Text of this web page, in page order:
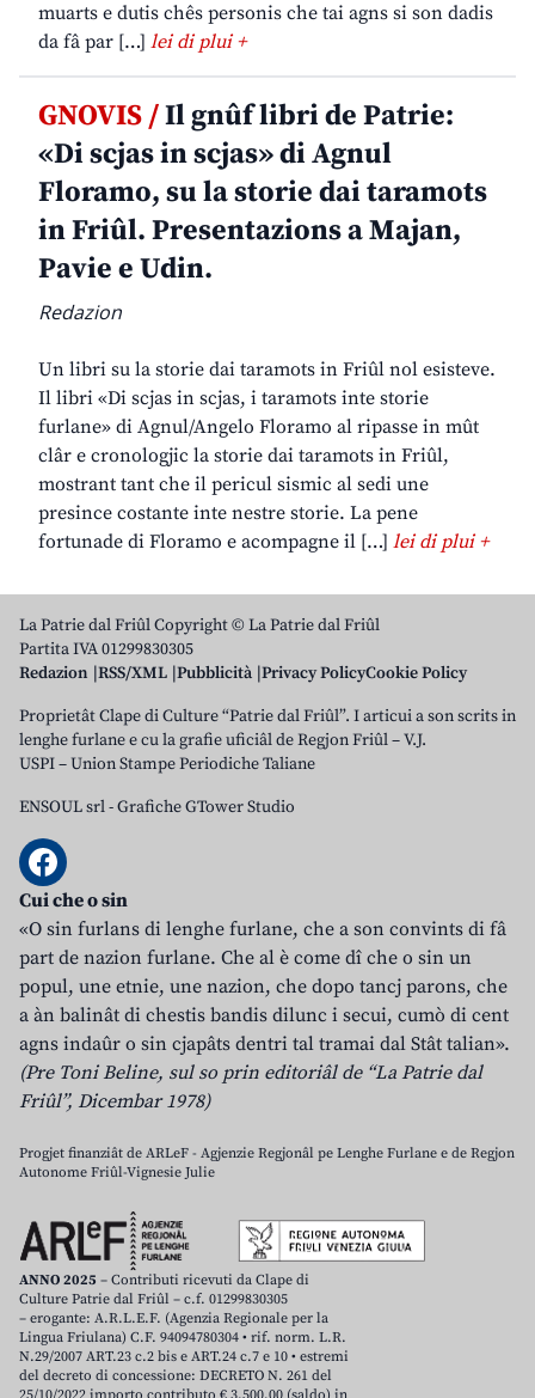
muarts e dutis chês personis che tai agns si son dadis
da fâ par […] lei di plui +
GNOVIS /Il gnûf libri de Patrie:
«Di scjas in scjas» di Agnul
Floramo, su la storie dai taramots
in Friûl. Presentazions a Majan,
Pavie e Udin.
Redazion
Un libri su la storie dai taramots in Friûl nol esisteve.
Il libri «Di scjas in scjas, i taramots inte storie
furlane» di Agnul/Angelo Floramo al ripasse in mût
clâr e cronologjic la storie dai taramots in Friûl,
mostrant tant che il pericul sismic al sedi une
presince costante inte nestre storie. La pene
fortunade di Floramo e acompagne il […] lei di plui +
La Patrie dal Friûl Copyright © La Patrie dal Friûl
Partita IVA 01299830305
Redazion RSS/XML Pubblicità Privacy PolicyCookie Policy
Proprietât Clape di Culture “Patrie dal Friûl”. I articui a son scrits in
lenghe furlane e cu la grafie uficiâl de Regjon Friûl – V.J.
USPI – Union Stampe Periodiche Taliane
ENSOUL srl-Grafiche GTower Studio
Cui che o sin
«O sin furlans di lenghe furlane, che a son convints di fâ
part de nazion furlane. Che al è come dî che o sin un
popul, une etnie, une nazion, che dopo tancj parons, che
a àn balinât di chestis bandis dilunc i secui, cumò di cent
agns indaûr o sin cjapâts dentri tal tramai dal Stât talian».
(Pre Toni Beline, sul so prin editoriâl de “La Patrie dal
Friûl”, Dicembar 1978)
Progjet finanziât de ARLeF - Agjenzie Regjonâl pe Lenghe Furlane e de Regjon
Autonome Friûl-Vignesie Julie
ANNO 2025 – Contributi ricevuti da Clape di
Culture Patrie dal Friûl – c.f. 01299830305
– erogante: A.R.L.E.F. (Agenzia Regionale per la
Lingua Friulana) C.F. 94094780304 • rif. norm. L.R.
N.29/2007 ART.23 c.2 bis e ART.24 c.7 e 10 • estremi
del decreto di concessione: DECRETO N. 261 del